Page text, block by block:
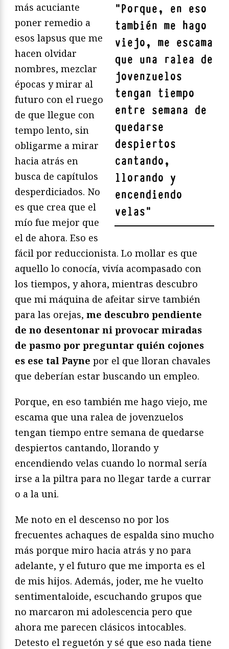
"Porque, en eso
también me hago
viejo, me escama
que una ralea de
jovenzuelos
tengan tiempo
entre semana de
quedarse
despiertos
cantando,
llorando y
encendiendo
velas"
más acuciante
poner remedio a
esos lapsus que me
hacen olvidar
nombres, mezclar
épocas y mirar al
futuro con el ruego
de que llegue con
tempo lento, sin
obligarme a mirar
hacia atrás en
busca de capítulos
desperdiciados. No
es que crea que el
mío fue mejor que
el de ahora. Eso es
fácil por reduccionista. Lo mollar es que
aquello lo conocía, vivía acompasado con
los tiempos, y ahora, mientras descubro
que mi máquina de afeitar sirve también
para las orejas, me descubro pendiente
de no desentonar ni provocar miradas
de pasmo por preguntar quién cojones
es ese tal Payne por el que lloran chavales
que deberían estar buscando un empleo.
Porque, en eso también me hago viejo, me
escama que una ralea de jovenzuelos
tengan tiempo entre semana de quedarse
despiertos cantando, llorando y
encendiendo velas cuando lo normal sería
irse a la piltra para no llegar tarde a currar
o a la uni.
Me noto en el descenso no por los
frecuentes achaques de espalda sino mucho
más porque miro hacia atrás y no para
adelante, y el futuro que me importa es el
de mis hijos. Además, joder, me he vuelto
sentimentaloide, escuchando grupos que
no marcaron mi adolescencia pero que
ahora me parecen clásicos intocables.
Detesto el reguetón y sé que eso nada tiene